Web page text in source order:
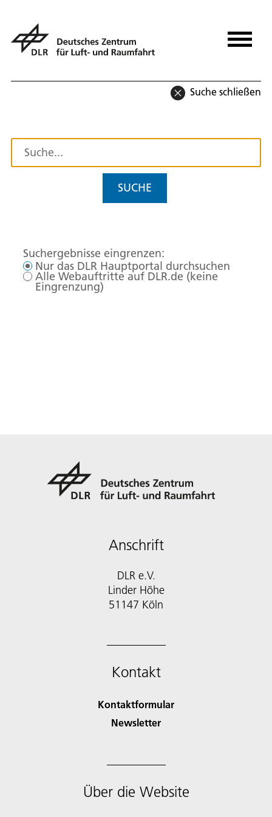
Suche schließen
SUCHE
Suchergebnisse eingrenzen:
Nur das DLR Hauptportal durchsuchen
Alle Webauftritte auf DLR.de (keine
Eingrenzung)
Anschrift
DLR e.V.
Linder Höhe
51147 Köln
Kontakt
Kontaktformular
Newsletter
Über die Website